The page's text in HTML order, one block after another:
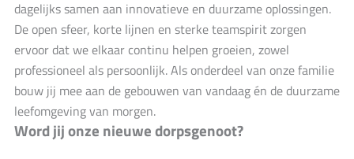
dagelijks samen aan innovatieve en duurzame oplossingen.
De open sfeer, korte lijnen en sterke teamspirit zorgen
ervoor dat we elkaar continu helpen groeien, zowel
professioneel als persoonlijk. Als onderdeel van onze familie
bouw jij mee aan de gebouwen van vandaag én de duurzame
leefomgeving van morgen.
Word jij onze nieuwe dorpsgenoot?